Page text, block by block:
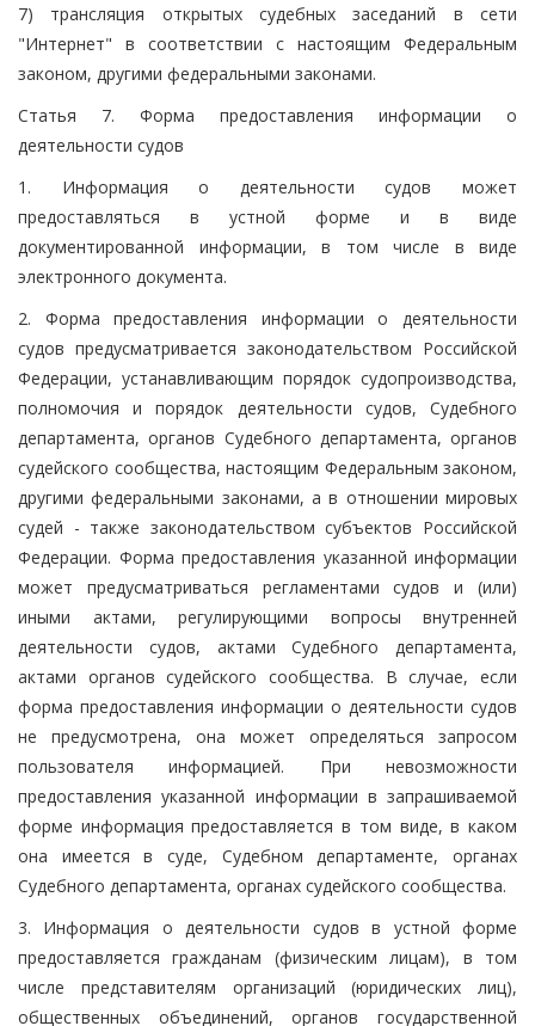
7) трансляция открытых судебных заседаний в сети
"Интернет" в соответствии с настоящим Федеральным
законом, другими федеральными законами.
Статья 7. Форма предоставления информации о
деятельности судов
1. Информация о деятельности судов может
предоставляться в устной форме и в виде
документированной информации, в том числе в виде
электронного документа.
2. Форма предоставления информации о деятельности
судов предусматривается законодательством Российской
Федерации, устанавливающим порядок судопроизводства,
полномочия и порядок деятельности судов, Судебного
департамента, органов Судебного департамента, органов
судейского сообщества, настоящим Федеральным законом,
другими федеральными законами, а в отношении мировых
судей - также законодательством субъектов Российской
Федерации. Форма предоставления указанной информации
может предусматриваться регламентами судов и (или)
иными актами, регулирующими вопросы внутренней
деятельности судов, актами Судебного департамента,
актами органов судейского сообщества. В случае, если
форма предоставления информации о деятельности судов
не предусмотрена, она может определяться запросом
пользователя информацией. При невозможности
предоставления указанной информации в запрашиваемой
форме информация предоставляется в том виде, в каком
она имеется в суде, Судебном департаменте, органах
Судебного департамента, органах судейского сообщества.
3. Информация о деятельности судов в устной форме
предоставляется гражданам (физическим лицам), в том
числе представителям организаций (юридических лиц),
общественных объединений, органов государственной